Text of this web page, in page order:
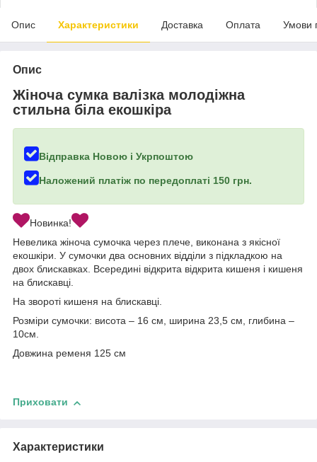
Опис Характеристики Доставка Оплата Умови
Опис
Жіноча сумка валізка молодіжна
стильна біла екошкіра
Відправка Новою і Укрпоштою
Наложений платіж по передоплаті 150 грн.
Новинка!
Невелика жіноча сумочка через плече, виконана з якісної
екошкіри. У сумочки два основних відділи з підкладкою на
двох блискавках. Всередині відкрита відкрита кишеня і кишеня
на блискавці.
На звороті кишеня на блискавці.
Розміри сумочки: висота – 16 см, ширина 23,5 см, глибина –
10см.
Довжина ременя 125 см
Приховати
Характеристики